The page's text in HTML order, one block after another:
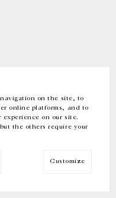
on the site, to
online platforms, and to
on our site.
the others require your
Customize